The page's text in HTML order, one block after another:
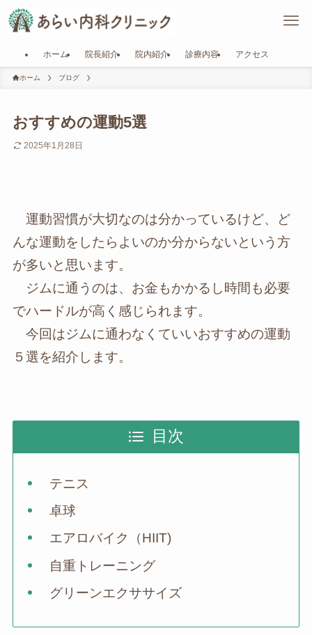
ホーム 院長紹介 院内紹介 診療内容 アクセス
ホーム ブログ
おすすめの運動5選
2025年1月28日
運動習慣が大切なのは分かっているけど、ど
んな運動をしたらよいのか分からないという方
が多いと思います。
ジムに通うのは、お金もかかるし時間も必要
でハードルが高く感じられます。
今回はジムに通わなくていいおすすめの運動
５選を紹介します。
目次
テニス
卓球
エアロバイク（HIIT)
自重トレーニング
グリーンエクササイズ